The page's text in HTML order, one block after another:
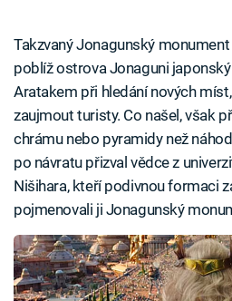
Takzvaný Jonagunský
poblíž ostrova Jonaguni
Aratakem při hledání nových
zaujmout turisty. Co našel, však
chrámu nebo pyramidy než
po návratu přizval vědce z
Nišihara, kteří podivnou formaci
pojmenovali ji Jonagunský